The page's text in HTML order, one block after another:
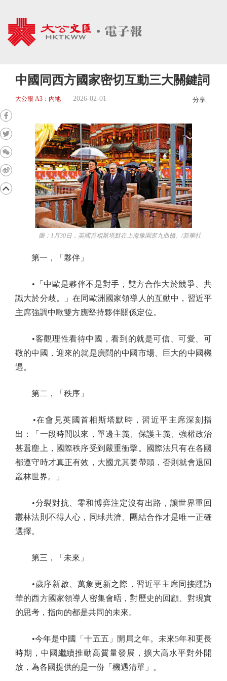
中國同西方國家密切互動三大關鍵詞
大公報 A3：內地 2026-02-01 分享
圖：1月30日，英國首相斯塔默在上海豫園逛九曲橋。/新華社
第一，「夥伴」
•「中歐是夥伴不是對手，雙方合作大於競爭、共
識大於分歧。」在同歐洲國家領導人的互動中，習近平
主席強調中歐雙方應堅持夥伴關係定位。
•客觀理性看待中國，看到的就是可信、可愛、可
敬的中國，迎來的就是廣闊的中國市場、巨大的中國機
遇。
第二，「秩序」
•在會見英國首相斯塔默時，習近平主席深刻指
出：「一段時間以來，單邊主義、保護主義、強權政治
甚囂塵上，國際秩序受到嚴重衝擊。國際法只有在各國
都遵守時才真正有效，大國尤其要帶頭，否則就會退回
叢林世界。」
•分裂對抗、零和博弈注定沒有出路，讓世界重回
叢林法則不得人心，同球共濟、團結合作才是唯一正確
選擇。
第三，「未來」
•歲序新啟、萬象更新之際，習近平主席同接踵訪
華的西方國家領導人密集會晤，對歷史的回顧、對現實
的思考，指向的都是共同的未來。
•今年是中國「十五五」開局之年。未來5年和更長
時期，中國繼續推動高質量發展，擴大高水平對外開
放，為各國提供的是一份「機遇清單」。